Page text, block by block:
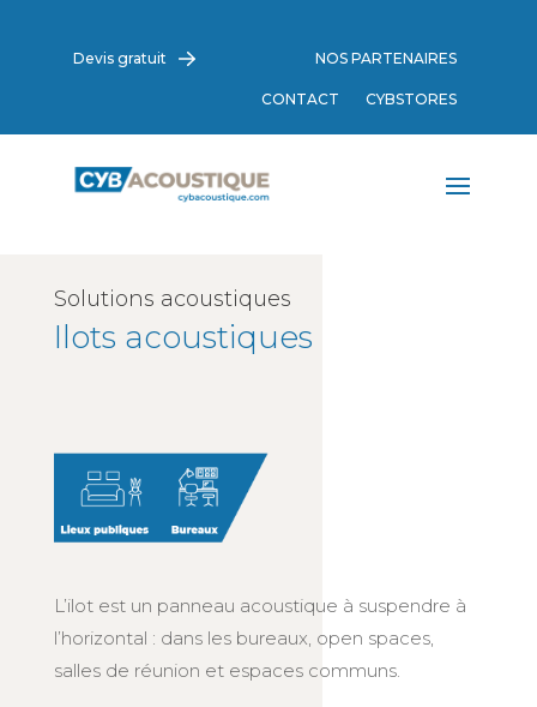
Devis gratuit NOS PARTENAIRES
CONTACT CYBSTORES
Solutions acoustiques
Ilots acoustiques
L’ilot est un panneau acoustique à suspendre à
l’horizontal : dans les bureaux, open spaces,
salles de réunion et espaces communs.